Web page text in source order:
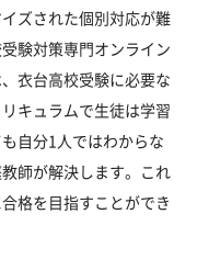
ズされた個別対応が難
験対策専門オンライン
衣台高校受験に必要な
キュラムで生徒は学習
自分1人ではわからな
師が解決します。これ
格を目指すことができ